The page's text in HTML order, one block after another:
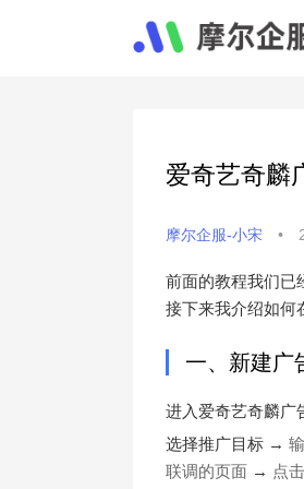
爱奇艺奇麟
摩尔企服-小宋 •
前面的教程我们已
接下来我介绍如何
一、新建广
进入爱奇艺奇麟广
选择推广目标 →
联调的页面 → 点